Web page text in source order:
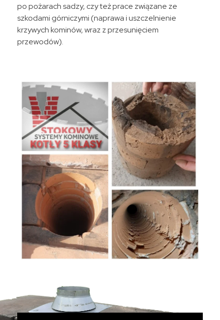
po pożarach sadzy, czy też prace związane ze
szkodami górniczymi (naprawa i uszczelnienie
krzywych kominów, wraz z przesunięciem
przewodów).